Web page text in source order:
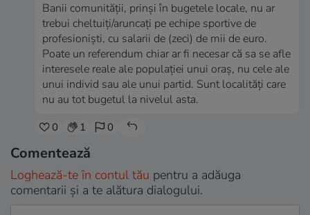
Banii comunității, prinși în bugetele locale, nu ar
trebui cheltuiți/aruncați pe echipe sportive de
profesioniști, cu salarii de (zeci) de mii de euro.
Poate un referendum chiar ar fi necesar că sa se afle
interesele reale ale populației unui oraș, nu cele ale
unui individ sau ale unui partid. Sunt localități care
nu au tot bugetul la nivelul asta.
0 1 0
Comentează
Loghează-te în contul tău pentru a adăuga
comentarii și a te alătura dialogului.